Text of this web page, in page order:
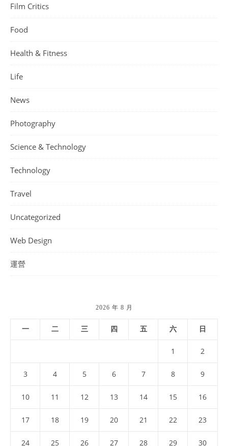
Film Critics
Food
Health & Fitness
Life
News
Photography
Science & Technology
Technology
Travel
Uncategorized
Web Design
運營
2026 年 8 月
一 二 三 四 五 六 日
1 2
3 4 5 6 7 8 9
10 11 12 13 14 15 16
17 18 19 20 21 22 23
24 25 26 27 28 29 30